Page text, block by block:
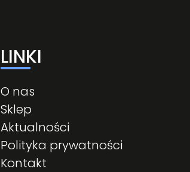
LINKI
O nas
Sklep
Aktualności
Polityka prywatności
Kontakt